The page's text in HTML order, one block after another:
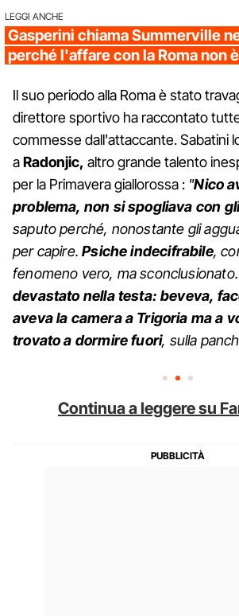
LEGGI ANCHE
Gasperini chiama Summerville
perché l'affare con la Roma non
Il suo periodo alla Roma è stato
direttore sportivo ha raccontato
commesse dall'attaccante. Sabatini
aRadonjic, altro grande talento
per la Primavera giallorossa : "Nico
problema, non si spogliava con
saputo perché, nonostante gli
per capire.Psiche indecifrabile,
fenomeno vero, ma
devastato nella testa: beveva,
aveva la camera a Trigoria ma a
trovato a dormire fuori, sulla
Continua a leggere su